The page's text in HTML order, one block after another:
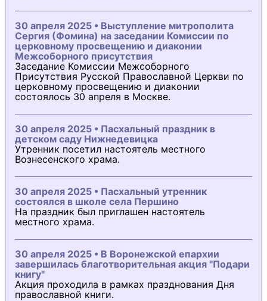
30 апреля 2025 • Выступление митрополита
Сергия (Фомина) на заседании Комиссии по
церковному просвещению и диаконии
Межсоборного присутствия
Заседание Комиссии Межсоборного
Присутствия Русской Православной Церкви по
церковному просвещению и диаконии
состоялось 30 апреля в Москве.
30 апреля 2025 • Пасхальный праздник в
детском саду Нижнедевицка
Утренник посетил настоятель местного
Вознесенского храма.
30 апреля 2025 • Пасхальный утренник
состоялся в школе села Першино
На праздник был приглашен настоятель
местного храма.
30 апреля 2025 • В Воронежской епархии
завершилась благотворительная акция "Подари
книгу"
Акция проходила в рамках празднования Дня
православной книги.